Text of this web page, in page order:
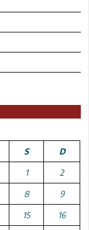
S D
1 2
8 9
15 16